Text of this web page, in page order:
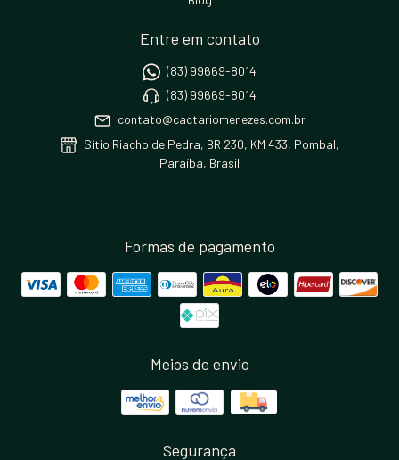
Entre em contato
(83) 99669-8014
(83) 99669-8014
contato@cactariomenezes.com.br
Sítio Riacho de Pedra, BR 230, KM 433, Pombal,
Paraíba, Brasil
Formas de pagamento
Meios de envio
Segurança